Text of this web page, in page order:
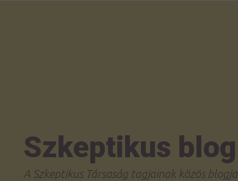
Szkeptikus blog
A Szkeptikus Társaság tagjainak közös blogja